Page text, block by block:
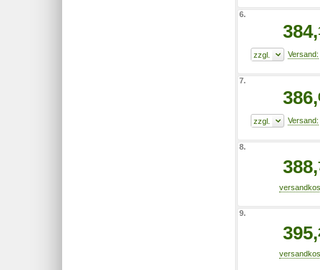
6.
384,
7.
386,
8.
388,
9.
395,